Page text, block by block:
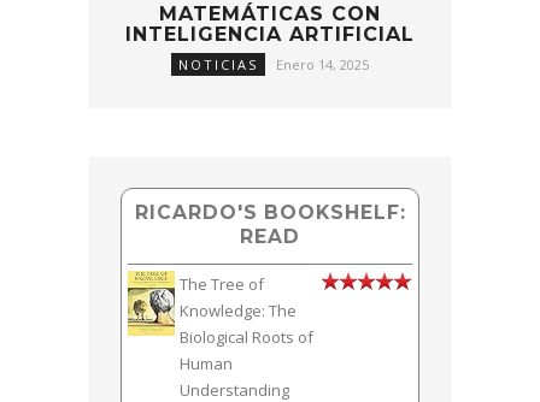
MATEMÁTICAS CON
INTELIGENCIA ARTIFICIAL
NOTICIAS Enero 14, 2025
RICARDO'S BOOKSHELF:
READ
The Tree of
Knowledge: The
Biological Roots of
Human
Understanding